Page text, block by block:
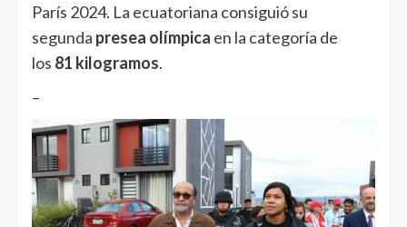
París 2024. La ecuatoriana consiguió su
segunda presea olímpica en la categoría de
los 81 kilogramos.
–